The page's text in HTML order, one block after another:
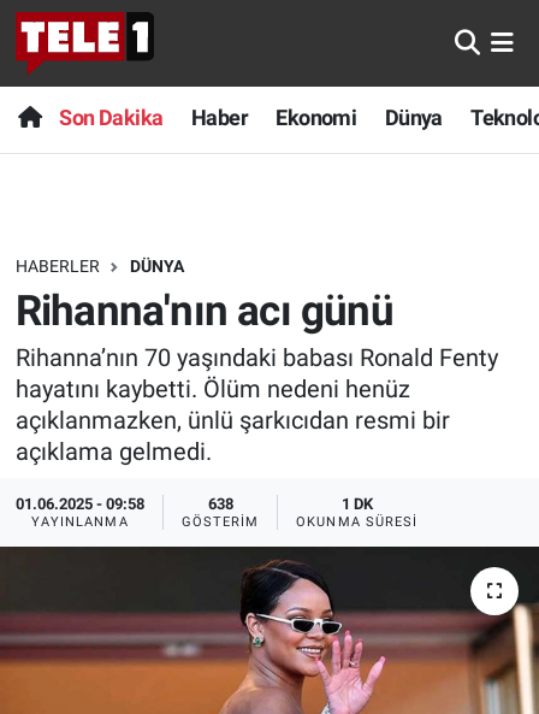
Son Dakika Haber Ekonomi Dünya
HABERLER DÜNYA
Rihanna'nın acı günü
Rihanna’nın 70 yaşındaki babası Ronald Fenty
hayatını kaybetti. Ölüm nedeni henüz
açıklanmazken, ünlü şarkıcıdan resmi bir
açıklama gelmedi.
01.06.2025 - 09:58
YAYINLANMA
638
GÖSTERIM
1 DK
OKUNMA SÜRESI
Anında Manşet
Başka Sohbetler
Bilim turu
Doğa Konuşuyor
Dünya
Ege Saati
Eğitim
Son Dakika
Haber
Dünya
Sağlık
Spor
Yayın Akışı
Nöbetçi Eczaneler
Hava Durumu
Trafik Durumu
Süper Lig Puan Durumu ve Fikstür
Tüm Manşetler
Son Dakika Haberleri
Haber Arşivi